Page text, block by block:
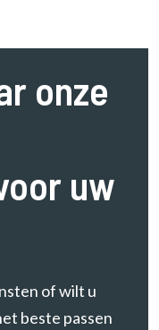
onze
uw
of wilt u
beste passen